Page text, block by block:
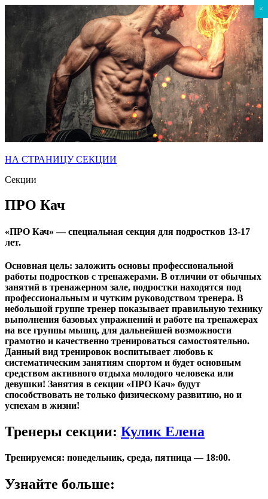
НА СТРАНИЦУ СЕКЦИИ
Секции
ПРO Кач
«ПРO Кач» — специальная секция для подростков 13-17
лет.
Основная цель: заложить основы профессиональной
работы подростков с тренажерами. В отличии от обычных
занятий в тренажерном зале, подростки находятся под
профессиональным и чутким руководством тренера. В
небольшой группе тренер показывает правильную технику
выполнения базовых упражнений и работе на тренажерах
на все группы мышц, для дальнейшей возможности
грамотно и качественно тренироваться самостоятельно.
Данный вид тренировок воспитывает любовь к
систематическим занятиям спортом и будет основным
средством активного отдыха молодого человека или
девушки! Занятия в секции «ПРO Кач» будут
способствовать не только физическому развитию, но и
успехам в жизни!
Тренеры секции: Кулик Елена
Тренируемся: понедельник, среда, пятница — 18:00.
Узнайте больше:
×